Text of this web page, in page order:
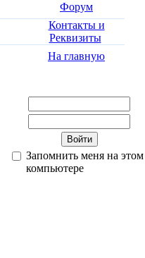
Форум
Контакты и
Реквизиты
На главную
Запомнить меня на этом
компьютере